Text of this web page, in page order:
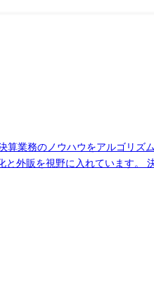
業務のノウハウをアルゴリズ
外販を視野に入れています。
機能改善だけでなく、利用者
アサインされます。 ※募集形
けオンボーディングの設計と